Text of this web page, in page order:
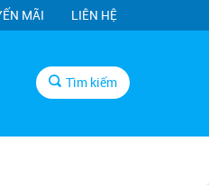
MÃI LIÊN HỆ
Tìm kiếm